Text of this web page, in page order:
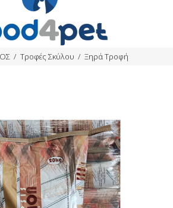
Τροφές Σκύλου Ξηρά Τροφή